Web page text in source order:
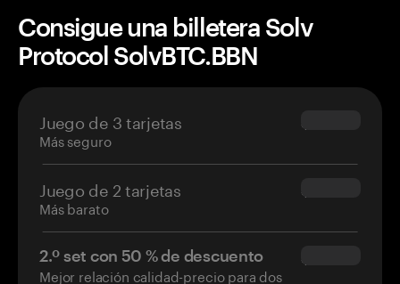
Consigue una billetera Solv
Protocol SolvBTC.BBN
Juego de 3 tarjetas
Más seguro
$69.90
Juego de 2 tarjetas
Más barato
$54.90
2.º set con 50 % de descuento
Mejor relación calidad-precio para dos
$34.95